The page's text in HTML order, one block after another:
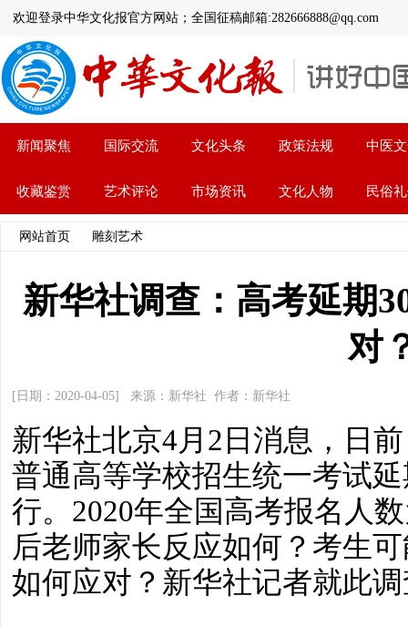
欢迎登录中华文化报官方网站；全国征稿邮箱:282666888@qq.com
新闻聚焦 国际交流 文化头条 政策法规 中医
收藏鉴赏 艺术评论 市场资讯 文化人物 民俗
网站首页 雕刻艺术
新华社调查：高考延期
对
[日期：2020-04-05] 来源：新华社 作者：新华社
新华社北京4月2日消息，日
普通高等学校招生统一考试
行。2020年全国高考报名人
后老师家长反应如何？考生
如何应对？新华社记者就此